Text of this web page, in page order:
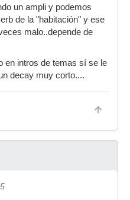
un ampli y podemos
de la "habitación" y ese
malo..depende de
en intros de temas sí se le
decay muy corto....